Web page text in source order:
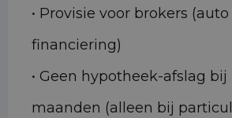
• Provisie voor brokers (auto
financiering)
• Geen hypotheek-afslag bij
maanden (alleen bij